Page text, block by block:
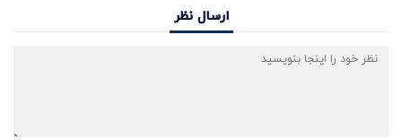
ارسال نظر